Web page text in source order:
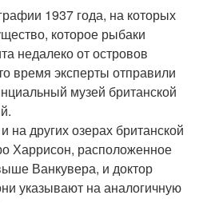
1937 года, на которых
которое рыбаки
недалеко от островов
время эксперты отправили
музей британской
на других озерах британской
Харрисон, расположенное
Ванкувера, и доктор
указывают на аналогичную